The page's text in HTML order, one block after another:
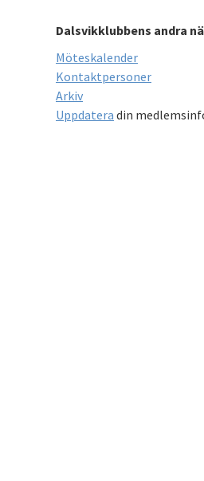
Dalsvikklubbens andra
Möteskalender
Kontaktpersoner
Arkiv
Uppdatera din